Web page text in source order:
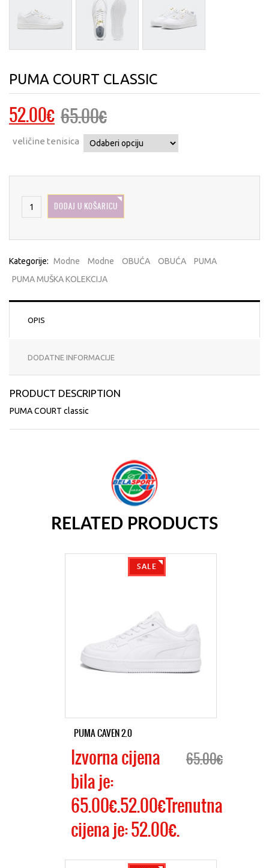
PUMA COURT CLASSIC
65.00€
Izvorna
cijena
65.00€.
52.00€ Trenutna
cijena
veličine tenisica
DODAJ U KOŠARICU
Kategorije: Modne Modne OBUĆA OBUĆA
PUMA
PUMA MUŠKA KOLEKCIJA
OPIS
DODATNE INFORMACIJE
PRODUCT DESCRIPTION
PUMA COURT classic
RELATED PRODUCTS
SALE
PUMA CAVEN 2.0
65.00€
Izvorna cijena
bila je:
65.00€.52.00€Trenutna
cijena je: 52.00€.